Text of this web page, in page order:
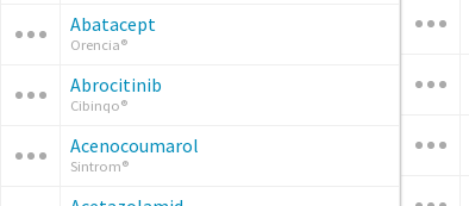
Abatacept
Orencia®
Abrocitinib
Cibinqo®
Acenocoumarol
Sintrom®